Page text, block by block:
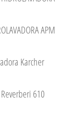
APM
Karcher
610